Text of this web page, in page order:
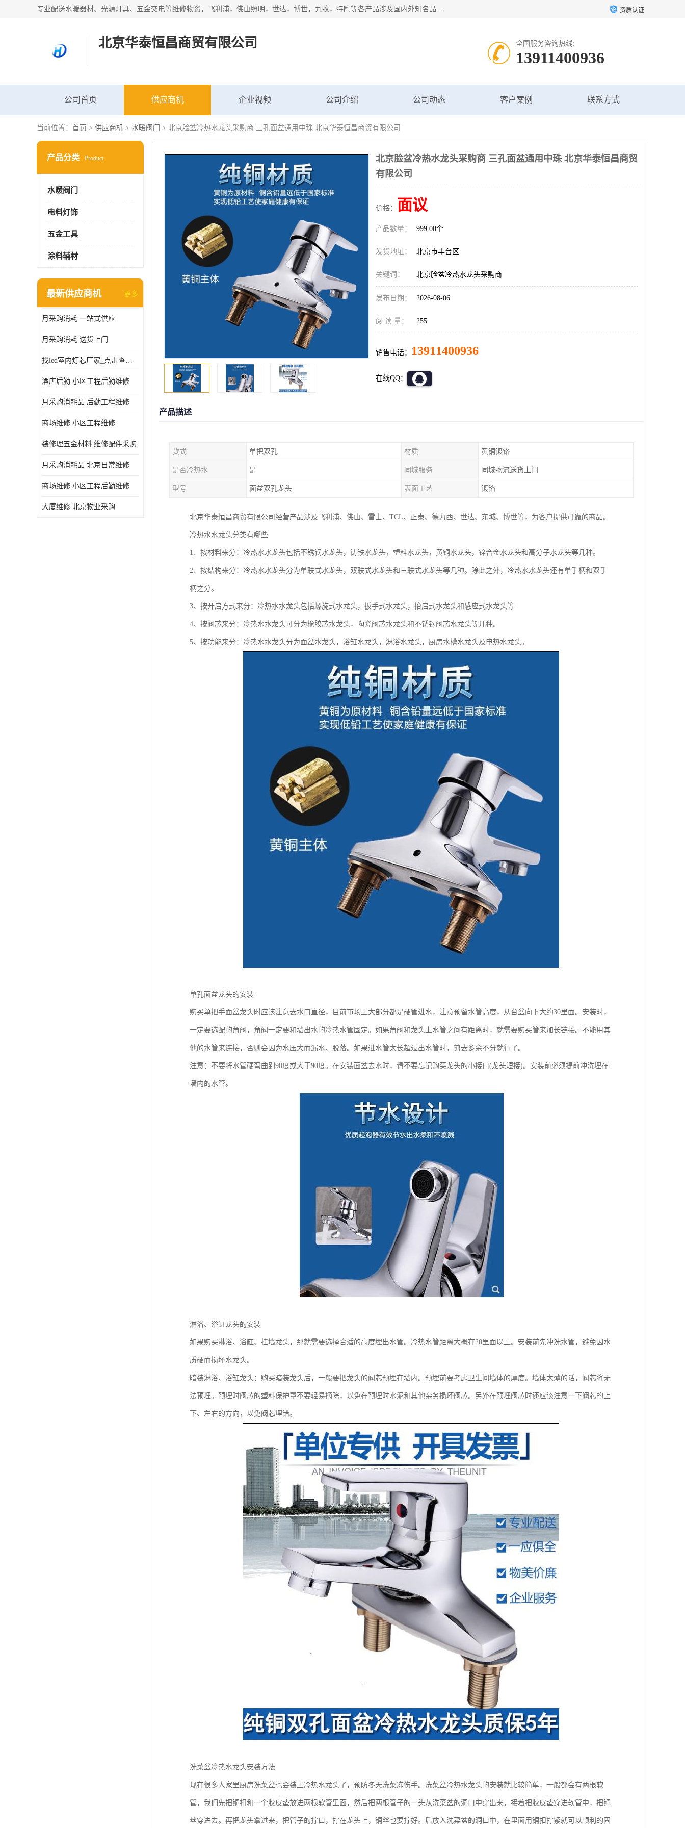
专业配送水暖器材、光源灯具、五金交电等维修物资，飞利浦，佛山照明，世达，博世，九牧，特陶等各产品涉及国内外知名品牌。公司专注与物业、学校、酒店、工厂等单位合作，提供一站式配送服务，降低客户综合成本。依托电子商务改变传统模式，以专业的团队为客户提供24H物资配送到达，货到月结、统一开票，便捷退换等服务，提高了企业的运营效率。 资质认证
北京华泰恒昌商贸有限公司 全国服务咨询热线:
13911400936
公司首页 供应商机 企业视频 公司介绍 公司动态 客户案例 联系方式
当前位置： 首页 > 供应商机 > 水暖阀门 > 北京脸盆冷热水龙头采购商 三孔面盆通用中珠 北京华泰恒昌商贸有限公司
产品分类 Product
水暖阀门
电料灯饰
五金工具
涂料辅材
最新供应商机 更多
月采购消耗 一站式供应
月采购消耗 送货上门
找led室内灯芯厂家_点击查看更多
酒店后勤 小区工程后勤维修
月采购消耗品 后勤工程维修
商场维修 小区工程维修
装修理五金材料 维修配件采购
月采购消耗品 北京日常维修
商场维修 小区工程后勤维修
大厦维修 北京物业采购
北京脸盆冷热水龙头采购商 三孔面盆通用中珠 北京华泰恒昌商贸
有限公司
价格： 面议
产品数量： 999.00个
发货地址： 北京市丰台区
关键词： 北京脸盆冷热水龙头采购商
发布日期： 2026-08-06
阅 读 量： 255
销售电话： 13911400936
在线QQ：
产品描述
款式 单把双孔 材质 黄铜镀铬
是否冷热水 是 同城服务 同城物流送货上门
型号 面盆双孔龙头 表面工艺 镀铬
北京华泰恒昌商贸有限公司经营产品涉及飞利浦、佛山、雷士、TCL、正泰、德力西、世达、东城、博世等，为客户提供可靠的商品。
冷热水水龙头分类有哪些
1、按材料来分：冷热水水龙头包括不锈钢水龙头，铸铁水龙头，塑料水龙头，黄铜水龙头，锌合金水龙头和高分子水龙头等几种。
2、按结构来分：冷热水水龙头分为单联式水龙头，双联式水龙头和三联式水龙头等几种。除此之外，冷热水水龙头还有单手柄和双手
柄之分。
3、按开启方式来分：冷热水水龙头包括螺旋式水龙头，扳手式水龙头，抬启式水龙头和感应式水龙头等
4、按阀芯来分：冷热水水龙头可分为橡胶芯水龙头，陶瓷阀芯水龙头和不锈钢阀芯水龙头等几种。
5、按功能来分：冷热水水龙头分为面盆水龙头，浴缸水龙头，淋浴水龙头，厨房水槽水龙头及电热水龙头。
单孔面盆龙头的安装
购买单把手面盆龙头时应该注意去水口直径，目前市场上大部分都是硬管进水，注意预留水管高度，从台盆向下大约30里面。安装时，
一定要选配的角阀，角阀一定要和墙出水的冷热水管固定。如果角阀和龙头上水管之间有距离时，就需要购买管来加长链接。不能用其
他的水管来连接，否则会因为水压大而漏水、脱落。如果进水管太长超过出水管时，剪去多余不分就行了。
注意：不要将水管硬弯曲到90度或大于90度。在安装面盆去水时，请不要忘记购买龙头的小接口(龙头短接)。安装前必须提前冲洗埋在
墙内的水管。
淋浴、浴缸龙头的安装
如果购买淋浴、浴缸、挂墙龙头，那就需要选择合适的高度埋出水管。冷热水管距离大概在20里面以上。安装前先冲洗水管，避免因水
质硬而损坏水龙头。
暗装淋浴、浴缸龙头：购买暗装龙头后，一般要把龙头的阀芯预埋在墙内。预埋前要考虑卫生间墙体的厚度。墙体太薄的话，阀芯将无
法预埋。预埋时阀芯的塑料保护罩不要轻易摘除，以免在预埋时水泥和其他杂务损坏阀芯。另外在预埋阀芯时还应该注意一下阀芯的上
下、左右的方向，以免阀芯埋错。
洗菜盆冷热水龙头安装方法
现在很多人家里厨房洗菜盆也会装上冷热水龙头了，预防冬天洗菜冻伤手。洗菜盆冷热水龙头的安装就比较简单，一般都会有两根软
管，我们先把铜扣和一个胶皮垫放进两根软管里面，然后把两根管子的一头从洗菜盆的洞口中穿出来，接着把胶皮垫穿进软管中，把铜
丝穿进去。再把龙头拿过来，把管子的拧口，拧在龙头上，铜丝也要拧好。后放入洗菜盆的洞口中，在里面用铜扣拧紧就可以顺利的固